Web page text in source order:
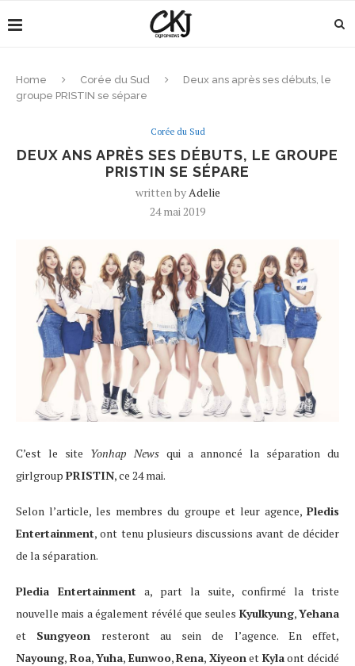
Home Corée du Sud
Deux ans après ses débuts, le
groupe PRISTIN se sépare
Corée du Sud
DEUX ANS APRÈS SES DÉBUTS, LE GROUPE
PRISTIN SE SÉPARE
written byAdelie
24 mai 2019
C’est le site Yonhap News qui a annoncé la séparation du
girlgroup PRISTIN, ce 24 mai.
Selon l’article, les membres du groupe et leur agence, Pledis
Entertainment, ont tenu plusieurs discussions avant de décider
de la séparation.
Pledia Entertainment a, part la suite, confirmé la triste
nouvelle mais a également révélé que seules Kyulkyung,Yehana
et Sungyeon resteront au sein de l’agence. En effet,
Nayoung, Roa,Yuha, Eunwoo,Rena, Xiyeon et Kylaont décidé